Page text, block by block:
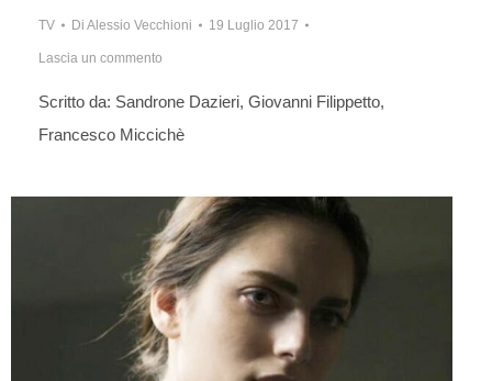
TV Di Alessio Vecchioni 19 Luglio 2017
Lascia un commento
Scritto da: Sandrone Dazieri, Giovanni Filippetto,
Francesco Miccichè